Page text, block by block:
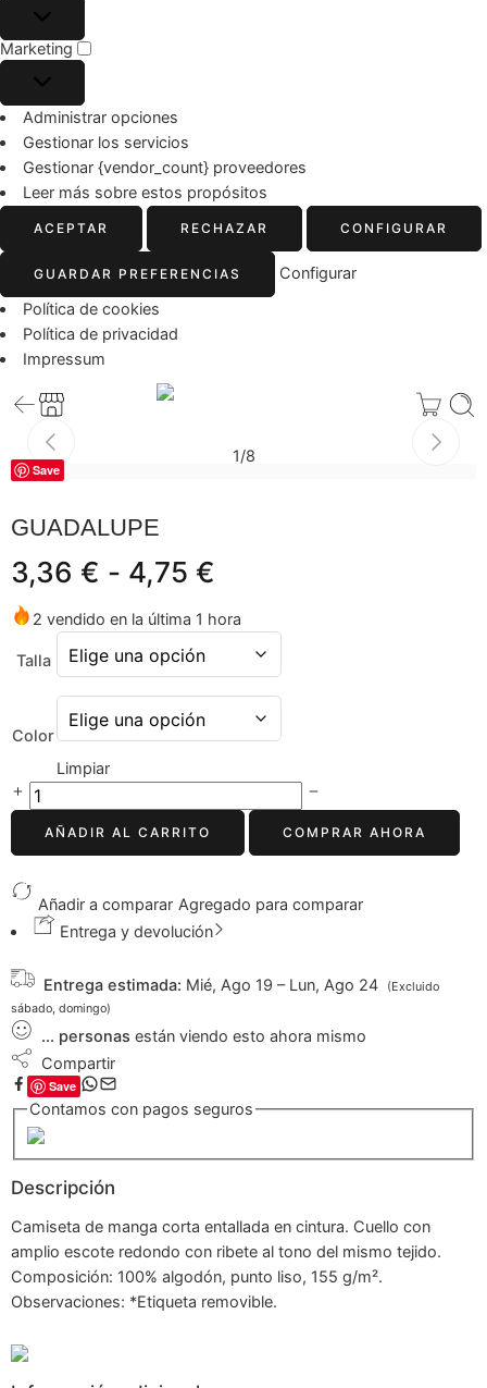
Marketing
Administrar opciones
Gestionar los servicios
Gestionar {vendor_count} proveedores
Leer más sobre estos propósitos
ACEPTAR RECHAZAR CONFIGURAR
GUARDAR PREFERENCIAS
Configurar
Política de cookies
Política de privacidad
Impressum
Save
1/8
GUADALUPE
3,36 € - 4,75 €
2 vendido en la última 1 hora
Talla
Color
Limpiar
AÑADIR AL CARRITO COMPRAR AHORA
Añadir a comparar Agregado para comparar
Entrega y devolución
Entrega estimada: Mié, Ago 19 – Lun, Ago 24
(Excluido
sábado, domingo)
... personas están viendo esto ahora mismo
Compartir
Save
Contamos con pagos seguros
Descripción
Camiseta de manga corta entallada en cintura. Cuello con
amplio escote redondo con ribete al tono del mismo tejido.
Composición: 100% algodón, punto liso, 155 g/m².
Observaciones: *Etiqueta removible.